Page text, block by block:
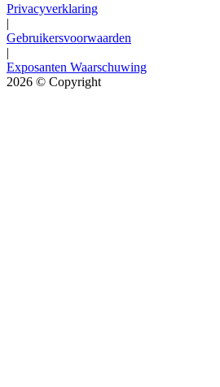
Privacyverklaring
|
Gebruikersvoorwaarden
|
Exposanten Waarschuwing
2026 © Copyright